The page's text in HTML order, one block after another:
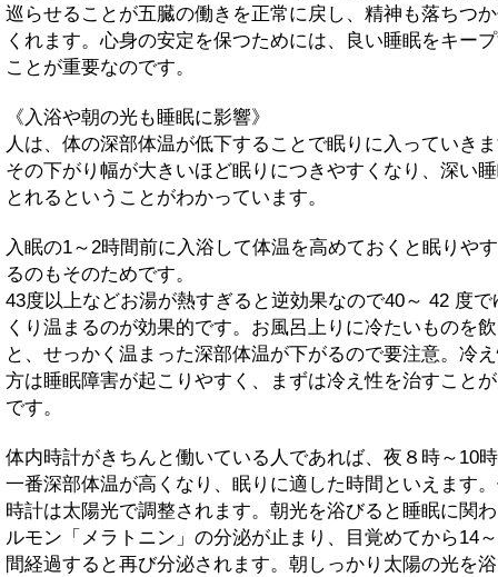
巡らせることが五臓の働きを正常に戻し、精神も落ちつ
くれます。心身の安定を保つためには、良い睡眠をキー
ことが重要なのです。
《入浴や朝の光も睡眠に影響》
人は、体の深部体温が低下することで眠りに入っていき
その下がり幅が大きいほど眠りにつきやすくなり、深い
とれるということがわかっています。
入眠の1～2時間前に入浴して体温を高めておくと眠りや
るのもそのためです。
43度以上などお湯が熱すぎると逆効果なので40～ 42 度で
くり温まるのが効果的です。お風呂上りに冷たいものを
と、せっかく温まった深部体温が下がるので要注意。冷
方は睡眠障害が起こりやすく、まずは冷え性を治すこと
です。
体内時計がきちんと働いている人であれば、夜８時～10
一番深部体温が高くなり、眠りに適した時間といえます
時計は太陽光で調整されます。朝光を浴びると睡眠に関
ルモン「メラトニン」の分泌が止まり、目覚めてから14
間経過すると再び分泌されます。朝しっかり太陽の光を